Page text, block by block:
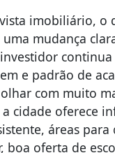
imobiliário, o
mudança
e padrão de
com muito
cidade oferece
áreas para
boa oferta de